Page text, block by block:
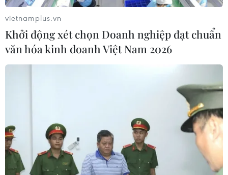
Kon Tum: Khẩn trương ổn định đời sống
người dân sau mưa lũ
01/12/2021 11:18
Tại tỉnh Kon Tum, mưa lớn trong những ngày qua đã
khiến một người dân bị nước lũ cuốn trôi, nhiều tuyến
vietnamplus.vn
Khởi động xét chọn Doanh nghiệp đạt chuẩn
văn hóa kinh doanh Việt Nam 2026